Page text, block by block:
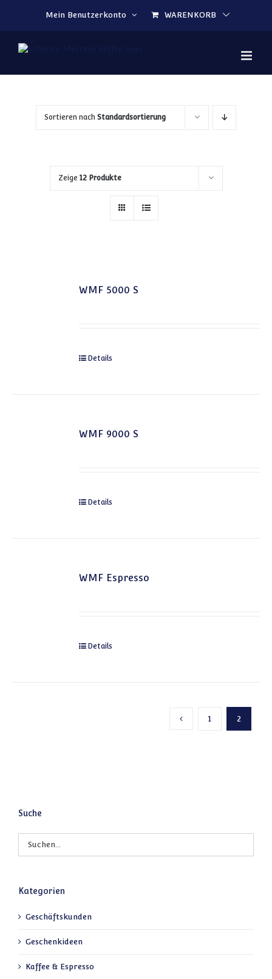
Mein Benutzerkonto
WARENKORB
Sortieren nach Standardsortierung
Zeige 12 Produkte
WMF 5000 S
Details
WMF 9000 S
Details
WMF Espresso
Details
Vorherige Seite
1 2
Suche
Kategorien
Geschäftskunden
Geschenkideen
Kaffee & Espresso